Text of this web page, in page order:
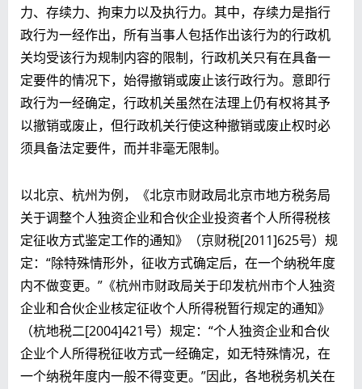
力、存续力、拘束力以及执行力。其中，存续力是指行
政行为一经作出，所有当事人包括作出该行为的行政机
关均受该行为规制内容的限制，行政机关只有在具备一
定要件的情况下，始得撤销或废止该行政行为。意即行
政行为一经确定，行政机关虽然在法理上仍有权将其予
以撤销或废止，但行政机关行使这种撤销或废止权时必
须具备法定要件，而并非毫无限制。
以北京、杭州为例，《北京市财政局北京市地方税务局
关于调整个人独资企业和合伙企业投资者个人所得税核
定征收方式鉴定工作的通知》（京财税[2011]625号）规
定：“除特殊情形外，征收方式确定后，在一个纳税年度
内不做变更。”《杭州市财政局关于印发杭州市个人独资
企业和合伙企业核定征收个人所得税暂行规定的通知》
（杭地税二[2004]421号）规定：“个人独资企业和合伙
企业个人所得税征收方式一经确定，如无特殊情况，在
一个纳税年度内一般不得变更。”因此，各地税务机关在